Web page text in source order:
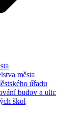
města
úřadu
budov a ulic
škol